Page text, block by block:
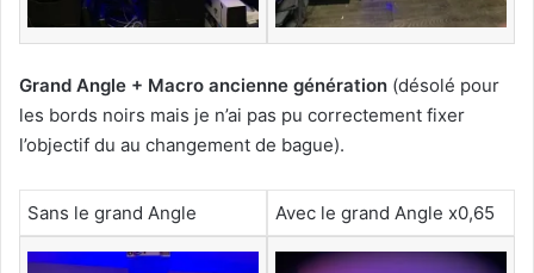
Grand Angle + Macro ancienne génération (désolé pour
les bords noirs mais je n’ai pas pu correctement fixer
l’objectif du au changement de bague).
Sans le grand Angle Avec le grand Angle x0,65